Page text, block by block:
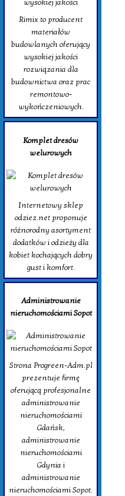
Rimix to producent
materiałów
budowlanych oferujący
wysokiej jakości
rozwiązania dla
budownictwa oraz prac
remontowo-
wykończeniowych.
Komplet dresów
welurowych
Internetowy sklep
odziez.net proponuje
różnorodny asortyment
dodatków i odzieży dla
kobiet kochających dobry
gust i komfort.
Administrowanie
nieruchomościami Sopot
Strona Progreen-Adm.pl
prezentuje firmę
oferującą profesjonalne
administrowanie
nieruchomościami
Gdańsk,
administrowanie
nieruchomościami
Gdynia i
administrowanie
nieruchomościami Sopot.